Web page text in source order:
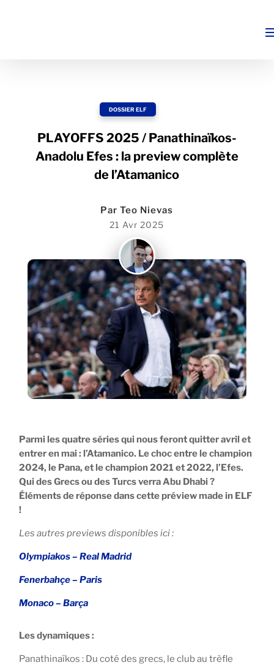
DOSSIER ELF
PLAYOFFS 2025 / Panathinaïkos-
Anadolu Efes : la preview complète
de l’Atamanico
ParTeo Nievas
21 Avr 2025
Parmi les quatre séries qui nous feront quitter avril et
entrer en mai : l’Atamanico. Le choc entre le champion
2024, le Pana, et le champion 2021 et 2022, l’Efes.
Qui des Grecs ou des Turcs verra Abu Dhabi ?
Éléments de réponse dans cette préview made in ELF
!
Les autres previews disponibles ici :
Olympiakos – Real Madrid
Fenerbahçe – Paris
Monaco – Barça
Les dynamiques :
Panathinaïkos : Du coté des grecs, le club au trèfle